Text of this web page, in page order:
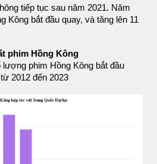
tiếp tục sau năm 2021. Năm
Kông bắt đầu quay, và tăng lên 11
phim Hồng Kông
lượng phim Hồng Kông bắt đầu
2012 đến 2023